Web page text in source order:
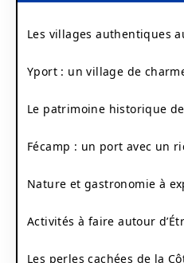
Les villages authentiques
Yport : un village de
Le patrimoine historique
Fécamp : un port avec un
Nature et gastronomie à
Activités à faire autour
Les perles cachées de la